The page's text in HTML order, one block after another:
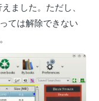
ました。ただし、
ては解除できない